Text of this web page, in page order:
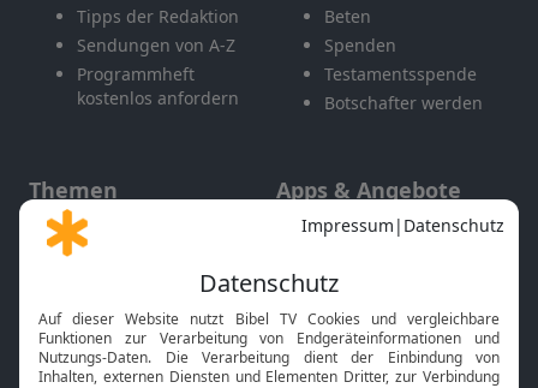
Tipps der Redaktion
Sendungen von A-Z
Programmheft
kostenlos anfordern
Beten
Spenden
Testamentsspende
Botschafter werden
Themen
Gott und Bibel erklärt
Neuigkeiten
Apps & Angebote
Mobile App
Smart TV
HbbTV